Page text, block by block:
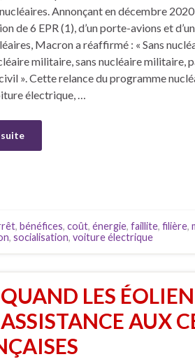
Annonçant en décembre
de 6 EPR (1), d’un porte-avions et
Macron a réaffirmé : « Sans
militaire, sans nucléaire militaire,
». Cette relance du programme
électrique, …
suite
, bénéfices, coût, énergie, faillite, filière,
, socialisation, voiture électrique
QUAND LES
ASSISTANCE AUX